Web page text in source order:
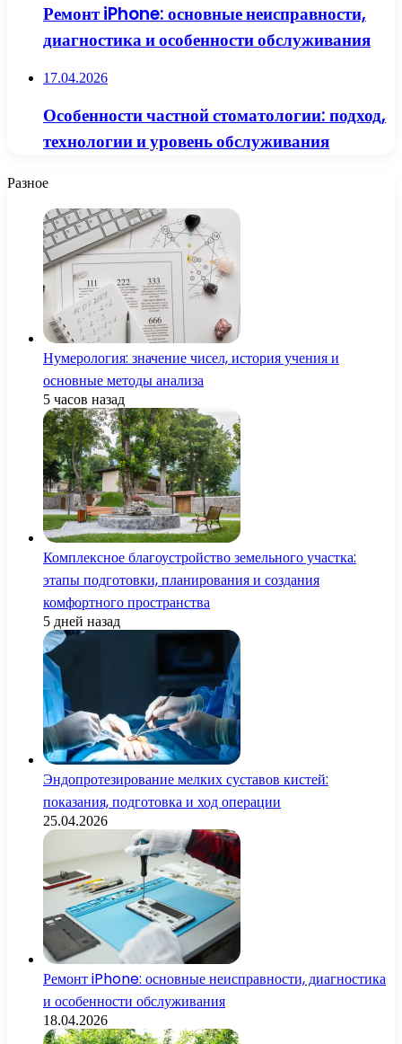
Ремонт iPhone: основные неисправности,
диагностика и особенности обслуживания
17.04.2026
Особенности частной стоматологии: подход,
технологии и уровень обслуживания
Разное
Нумерология: значение чисел, история учения и
основные методы анализа
5 часов назад
Комплексное благоустройство земельного участка:
этапы подготовки, планирования и создания
комфортного пространства
5 дней назад
Эндопротезирование мелких суставов кистей:
показания, подготовка и ход операции
25.04.2026
Ремонт iPhone: основные неисправности, диагностика
и особенности обслуживания
18.04.2026